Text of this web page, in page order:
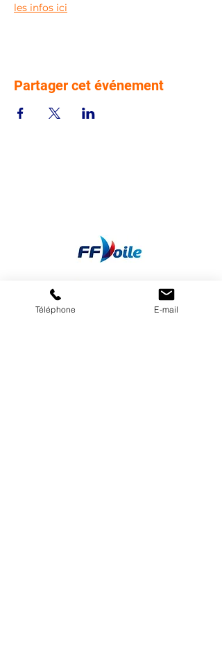
les infos ici
Partager cet événement
Téléphone E-mail